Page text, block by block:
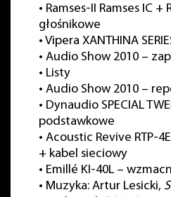
• Ramses-II Ramses IC
głośnikowe
• Vipera XANTHINA
• Audio Show 2010 –
• Listy
• Audio Show 2010 –
• Dynaudio SPECIAL
podstawkowe
• Acoustic Revive RTP-
+ kabel sieciowy
• Emillé KI-40L –
• Muzyka: Artur Lesicki,